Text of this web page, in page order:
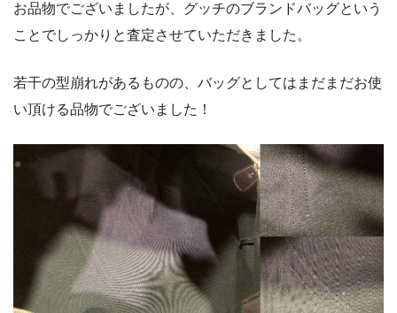
お品物でございましたが、グッチのブランドバッグという
ことでしっかりと査定させていただきました。
若干の型崩れがあるものの、バッグとしてはまだまだお使
い頂ける品物でございました！